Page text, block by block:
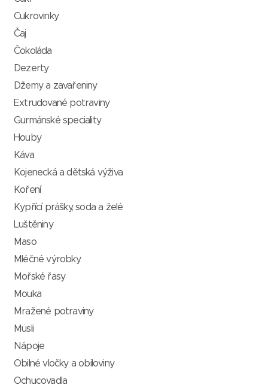
Cukrovinky
Čaj
Čokoláda
Dezerty
Džemy a zavařeniny
Extrudované potraviny
Gurmánské speciality
Houby
Káva
Kojenecká a dětská výživa
Koření
Kypřící prášky, soda a želé
Luštěniny
Maso
Mléčné výrobky
Mořské řasy
Mouka
Mražené potraviny
Müsli
Nápoje
Obilné vločky a obiloviny
Ochucovadla